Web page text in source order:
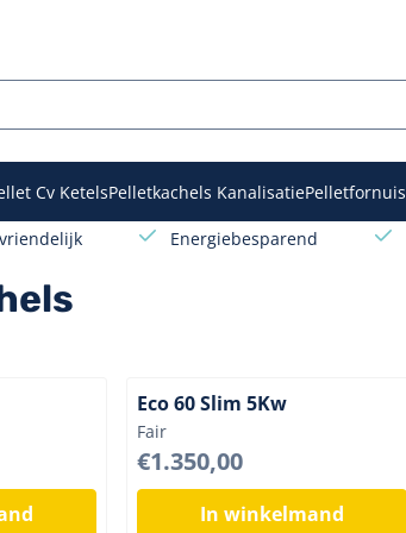
Cv KetelsPelletkachels KanalisatiePelletfornuis
Energiebesparend
Eco 60 Slim 5Kw
Merk:
Fair
Prijs: 1 350,00
€1.350,00
In winkelmand